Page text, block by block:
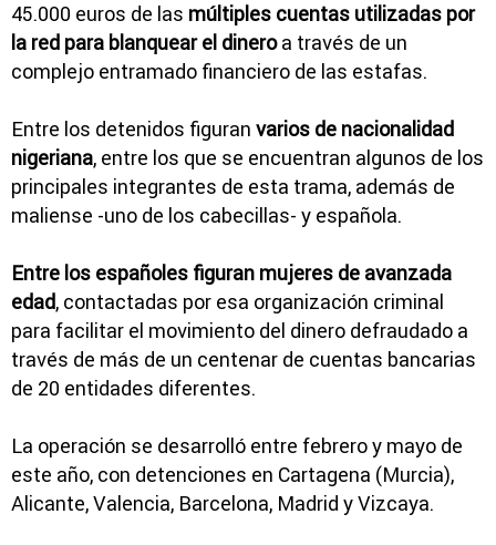
45.000 euros de las múltiples cuentas utilizadas por
la red para blanquear el dineroa través de un
complejo entramado financiero de las estafas.
Entre los detenidos figuran varios de nacionalidad
nigeriana, entre los que se encuentran algunos de los
principales integrantes de esta trama, además de
maliense -uno de los cabecillas- y española.
Entre los españoles figuran mujeres de avanzada
edad, contactadas por esa organización criminal
para facilitar el movimiento del dinero defraudado a
través de más de un centenar de cuentas bancarias
de 20 entidades diferentes.
La operación se desarrolló entre febrero y mayo de
este año, con detenciones en Cartagena (Murcia),
Alicante, Valencia, Barcelona, Madrid y Vizcaya.